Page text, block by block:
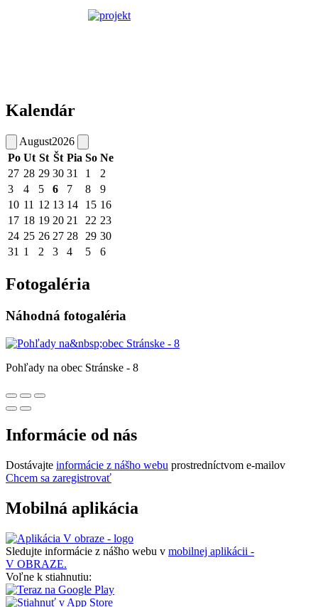
Kalendár
August2026
Po Ut St Št Pia So Ne
27 28 29 30 31 1
2
3
4 5 6 7 8
9
10 11 12 13 14 15 16
17 18 19 20 21 22 23
24 25 26 27 28 29 30
31 1 2 3 4 5 6
Fotogaléria
Náhodná fotogaléria
Pohľady na obec Stránske - 8
Informácie od nás
Dostávajte informácie z nášho webu prostredníctvom e-mailov
Chcem sa zaregistrovať
Mobilná aplikácia
Sledujte informácie z nášho webu v mobilnej aplikácii -
V OBRAZE.
Voľne k stiahnutiu: